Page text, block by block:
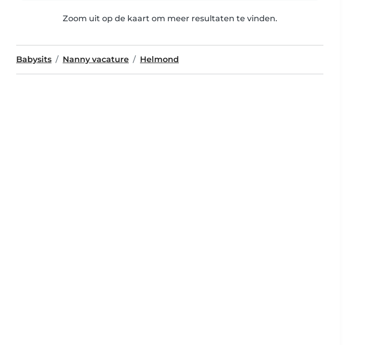
Zoom uit op de kaart om meer resultaten te vinden.
Babysits Nanny vacature Helmond